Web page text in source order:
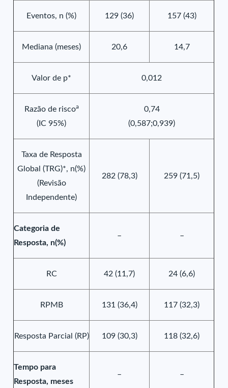
Eventos, n (%) 129 (36) 157 (43)
Mediana (meses) 20,6 14,7
Valor de p* 0,012
Razão de riscoa
(IC 95%)
0,74
(0,587;0,939)
Taxa de Resposta
Global (TRG)*, n(%)
(Revisão
Independente)
282 (78,3) 259 (71,5)
Categoria de
Resposta, n(%)
– –
RC 42 (11,7) 24 (6,6)
RPMB 131 (36,4) 117 (32,3)
Resposta Parcial (RP) 109 (30,3) 118 (32,6)
Tempo para
Resposta, meses
– –